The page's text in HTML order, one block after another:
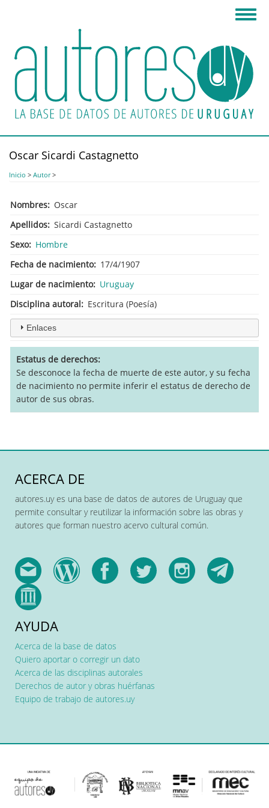
principal
Oscar Sicardi Castagnetto
Inicio > Autor>
Nombres
Oscar
Apellidos Sicardi Castagnetto
Sexo
Hombre
Fecha de nacimiento
17/4/1907
Lugar de nacimiento
Uruguay
Disciplina autoral
Escritura (Poesía)
Enlaces
Estatus de derechos
Se desconoce la fecha de muerte de este autor, y su fecha
de nacimiento no permite inferir el estatus de derecho de
autor de sus obras.
ACERCA DE
autores.uy es una base de datos de autores de Uruguay que
permite consultar y reutilizar la información sobre las obras y
autores que forman nuestro acervo cultural común.
AYUDA
Acerca de la base de datos
Quiero aportar o corregir un dato
Acerca de las disciplinas autorales
Derechos de autor y obras huérfanas
Equipo de trabajo de autores.uy